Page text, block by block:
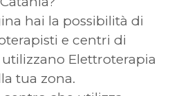
hai la possibilità di
e centri di
Elettroterapia
tua zona.